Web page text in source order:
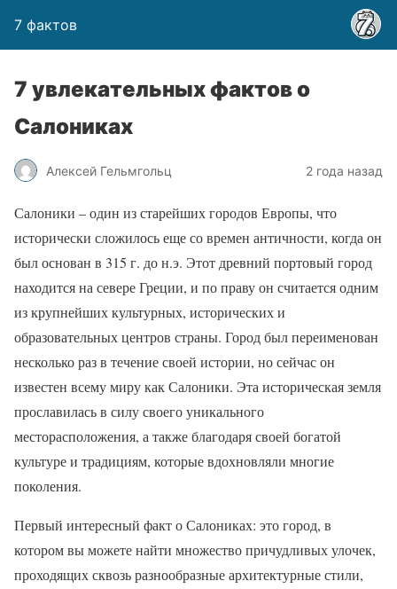
7 фактов
7 увлекательных фактов о
Салониках
Алексей Гельмгольц 2 года назад
Салоники – один из старейших городов Европы, что
исторически сложилось еще со времен античности, когда он
был основан в 315 г. до н.э. Этот древний портовый город
находится на севере Греции, и по праву он считается одним
из крупнейших культурных, исторических и
образовательных центров страны. Город был переименован
несколько раз в течение своей истории, но сейчас он
известен всему миру как Салоники. Эта историческая земля
прославилась в силу своего уникального
месторасположения, а также благодаря своей богатой
культуре и традициям, которые вдохновляли многие
поколения.
Первый интересный факт о Салониках: это город, в
котором вы можете найти множество причудливых улочек,
проходящих сквозь разнообразные архитектурные стили,